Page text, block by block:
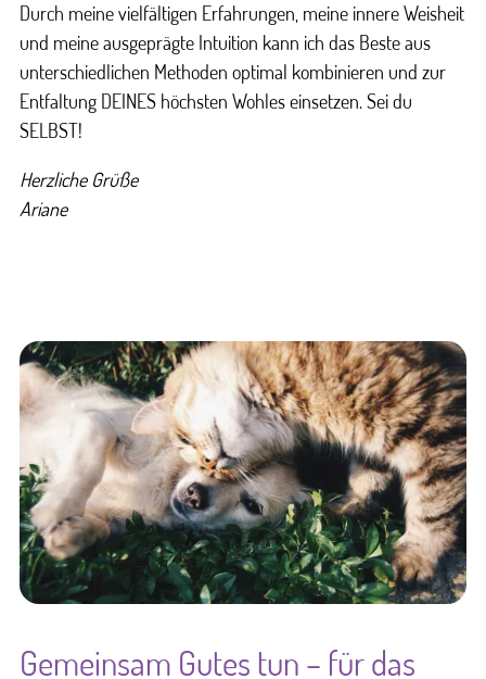
Durch meine vielfältigen Erfahrungen, meine innere Weisheit
und meine ausgeprägte Intuition kann ich das Beste aus
unterschiedlichen Methoden optimal kombinieren und zur
Entfaltung DEINES höchsten Wohles einsetzen. Sei du
SELBST!
Herzliche Grüße
Ariane
Gemeinsam Gutes tun – für das